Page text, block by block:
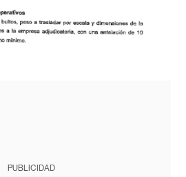
PUBLICIDAD